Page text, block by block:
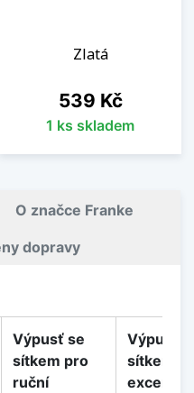
Zlatá
Cena
539 Kč
1 ks skladem
O značce Franke
dopravy
Výpusť se
sítkem pro
ruční
Výpusť
sítkem